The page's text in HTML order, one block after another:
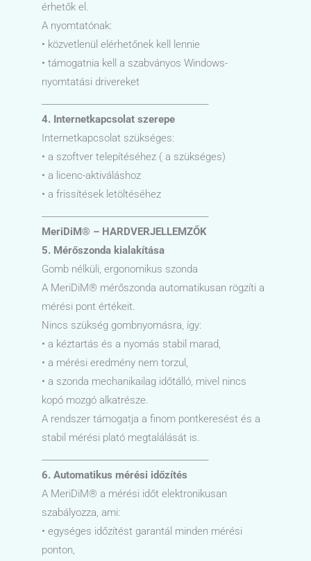
érhetők el.
A nyomtatónak:
• közvetlenül elérhetőnek kell lennie
• támogatnia kell a szabványos Windows-
nyomtatási drivereket
4. Internetkapcsolat szerepe
Internetkapcsolat szükséges:
• a szoftver telepítéséhez ( a szükséges)
• a licenc-aktiváláshoz
• a frissítések letöltéséhez
MeriDiM® – HARDVERJELLEMZŐK
5. Mérőszonda kialakítása
Gomb nélküli, ergonomikus szonda
A MeriDiM® mérőszonda automatikusan rögzíti a
mérési pont értékeit.
Nincs szükség gombnyomásra, így:
• a kéztartás és a nyomás stabil marad,
• a mérési eredmény nem torzul,
• a szonda mechanikailag időtálló, mivel nincs
kopó mozgó alkatrésze.
A rendszer támogatja a finom pontkeresést és a
stabil mérési plató megtalálását is.
6. Automatikus mérési időzítés
A MeriDiM® a mérési időt elektronikusan
szabályozza, ami:
• egységes időzítést garantál minden mérési
ponton,